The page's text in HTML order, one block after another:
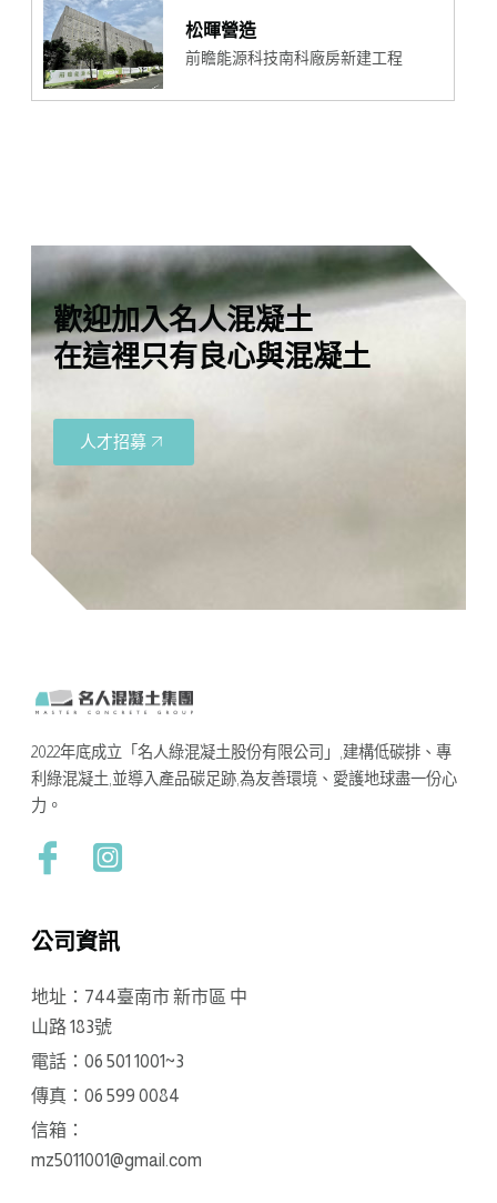
松暉營造
前瞻能源科技南科廠房新建工程
歡迎加入名人混凝土
在這裡只有良心與混凝土
人才招募
2022年底成立「名人綠混凝土股份有限公司」,建構低碳排、專
利綠混凝土,並導入產品碳足跡,為友善環境、愛護地球盡一份心
力。
公司資訊
地址：744臺南市 新市區 中
山路 183號
電話：06 501 1001~3
傳真：06 599 0084
信箱：
mz5011001@gmail.com